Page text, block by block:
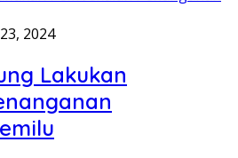
2024
Lakukan